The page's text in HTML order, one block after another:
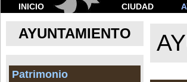
INICIO CIUDAD
AYUNTAMIENTO
Patrimonio